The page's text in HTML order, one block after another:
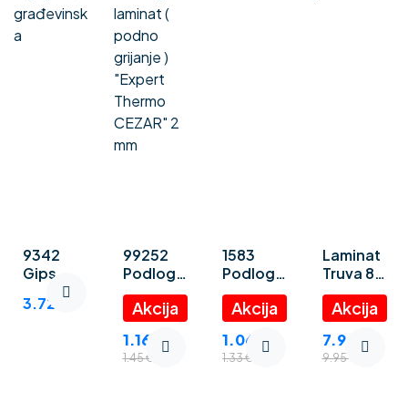
9342
Gips
ploča
građevin
3.72 €
99252
Podloga
za
laminat (
podno
grijanje )
“Expert
1.45€
1.16 €
1583
Podloga
za
laminat
“Polystyr
ene
foam” 3
1.33€
1.06 €
Laminat
Truva 8
mm
9.95€
7.96 €